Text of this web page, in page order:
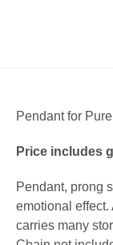
Pendant for
Price includes
Pendant, prong
emotional effect.
carries many